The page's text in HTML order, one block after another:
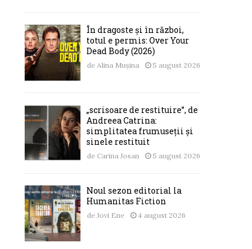
În dragoste și în război,
totul e permis: Over Your
Dead Body (2026)
de Alina Mușina 5 august 2026
„scrisoare de restituire”, de
Andreea Catrina:
simplitatea frumuseții și
sinele restituit
de Carina Josan 5 august 2026
Noul sezon editorial la
Humanitas Fiction
de Jovi Ene 4 august 2026